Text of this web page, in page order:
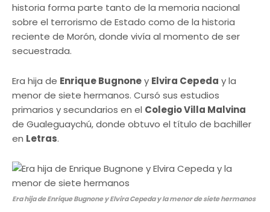
historia forma parte tanto de la memoria nacional
sobre el terrorismo de Estado como de la historia
reciente de Morón, donde vivía al momento de ser
secuestrada.
Era hija de Enrique Bugnoney Elvira Cepeda y la
menor de siete hermanos. Cursó sus estudios
primarios y secundarios en el Colegio Villa Malvina
de Gualeguaychú, donde obtuvo el título de bachiller
en Letras.
Era hija de Enrique Bugnone y Elvira Cepeda y la menor de siete hermanos